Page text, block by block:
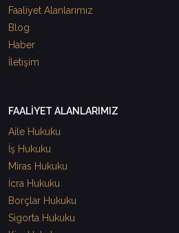
Faaliyet Alanlarımız
Blog
Haber
İletişim
FAALİYET ALANLARIMIZ
Aile Hukuku
İş Hukuku
Miras Hukuku
İcra Hukuku
Borçlar Hukuku
Sigorta Hukuku